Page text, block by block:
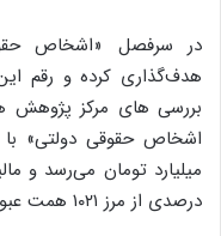
بررسی های مرکز
درصدی از مرز ۱۰۲۱ همت عبور می‌کند.